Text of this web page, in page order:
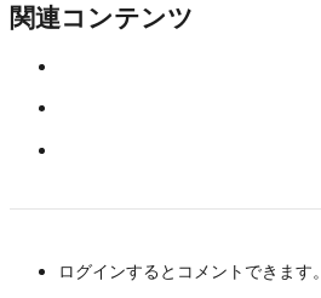
関連コンテンツ
ログインするとコメントできます。